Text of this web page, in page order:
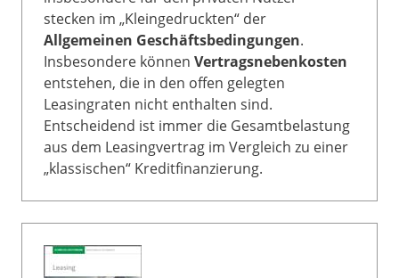
stecken im „Kleingedruckten“ der
Allgemeinen Geschäftsbedingungen.
Insbesondere können Vertragsnebenkosten
entstehen, die in den offen gelegten
Leasingraten nicht enthalten sind.
Entscheidend ist immer die Gesamtbelastung
aus dem Leasingvertrag im Vergleich zu einer
„klassischen“ Kreditfinanzierung.